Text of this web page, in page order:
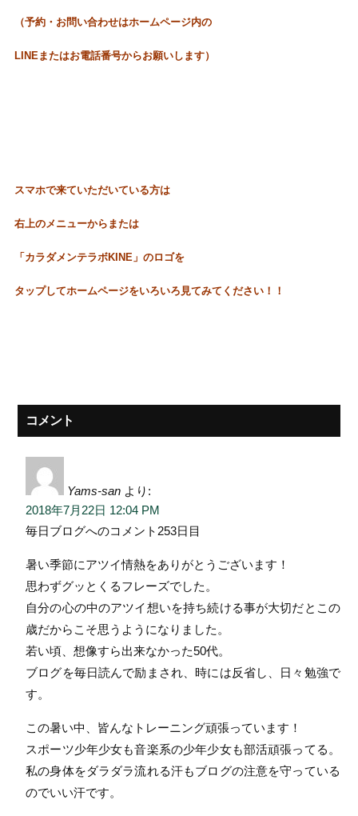
（予約・お問い合わせはホームページ内の
LINEまたはお電話番号からお願いします）
スマホで来ていただいている方は
右上のメニューからまたは
「カラダメンテラボKINE」のロゴを
タップしてホームページをいろいろ見てみてください！！
コメント
Yams-san より:
2018年7月22日 12:04 PM
毎日ブログへのコメント253日目
暑い季節にアツイ情熱をありがとうございます！
思わずグッとくるフレーズでした。
自分の心の中のアツイ想いを持ち続ける事が大切だとこの
歳だからこそ思うようになりました。
若い頃、想像すら出来なかった50代。
ブログを毎日読んで励まされ、時には反省し、日々勉強で
す。
この暑い中、皆んなトレーニング頑張っています！
スポーツ少年少女も音楽系の少年少女も部活頑張ってる。
私の身体をダラダラ流れる汗もブログの注意を守っている
のでいい汗です。